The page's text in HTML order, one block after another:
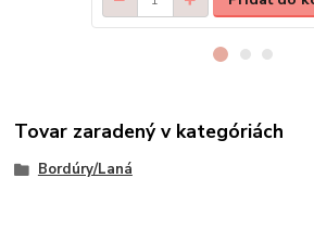
Tovar zaradený v kategóriách
Bordúry/Laná